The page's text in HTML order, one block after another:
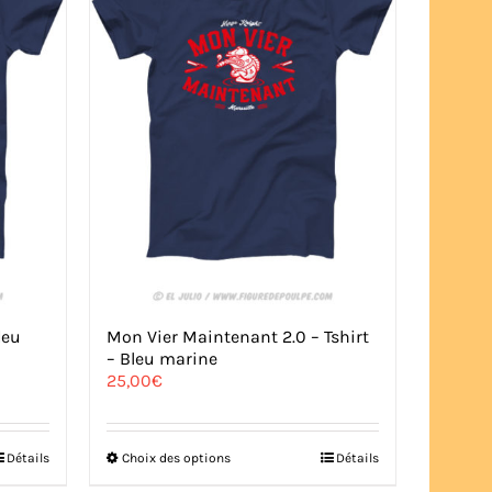
Détails
Mon Vier Maintenant 2.0 – Tshirt
– Bleu marine
25,00€
Choix des optionsCe
Détails